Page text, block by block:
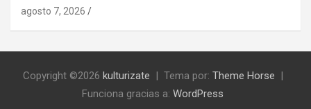
agosto 7, 2026
Copyright ©2026 kulturizate Tema por: Theme Horse
Funciona gracias a: WordPress